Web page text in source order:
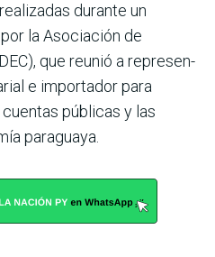
durante un
la Asocia­ción de
que reunió a represen­
e importador para
públi­cas y las
paraguaya.